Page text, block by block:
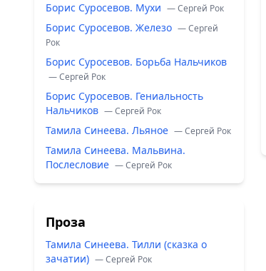
Борис Суросевов. Мухи — Сергей Рок
Борис Суросевов. Железо — Сергей
Рок
Борис Суросевов. Борьба Нальчиков
— Сергей Рок
Борис Суросевов. Гениальность
Нальчиков — Сергей Рок
Тамила Синеева. Льяное — Сергей Рок
Тамила Синеева. Мальвина.
Послесловие — Сергей Рок
Проза
Тамила Синеева. Тилли (сказка о
зачатии) — Сергей Рок